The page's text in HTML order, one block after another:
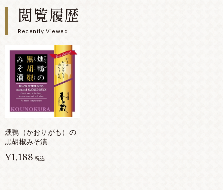
閲覧履歴
Recently Viewed
燻鴨（かおりがも）の
黒胡椒みそ漬
¥1,188 税込